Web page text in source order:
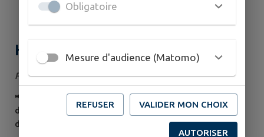
Horaires de la mairie
Publié le mardi 16 juin 2026
📢 Information importante Les horaires du secrétariat
de mairie changent à compter d’aujourd’hui. 👉 Merci
de bien vouloir en prendre connaissance afin de
Obligatoire
Mesure d'audience (Matomo)
REFUSER VALIDER MON CHOIX
AUTORISER